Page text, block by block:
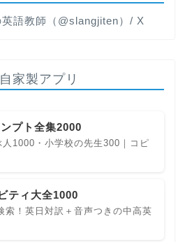
語教師（@slangjiten）/ X
家製アプリ
プト全集2000
1000・小学校の先生300｜コピ
ティ大全1000
索！英日対訳＋音声つきの中高英